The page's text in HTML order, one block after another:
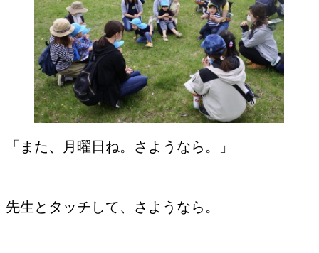
「また、月曜日ね。さようなら。」
先生とタッチして、さようなら。